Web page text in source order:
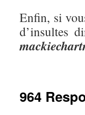
Enfin, si
d’insultes
mackie
964